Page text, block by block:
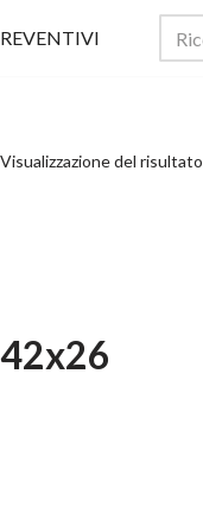
Visualizzazione del risultato